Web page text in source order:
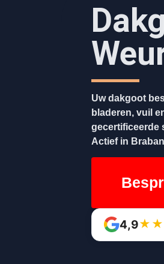
Uw dakgoot
bladeren, vuil
gecertificeerde
Actief in
4,9★ ★